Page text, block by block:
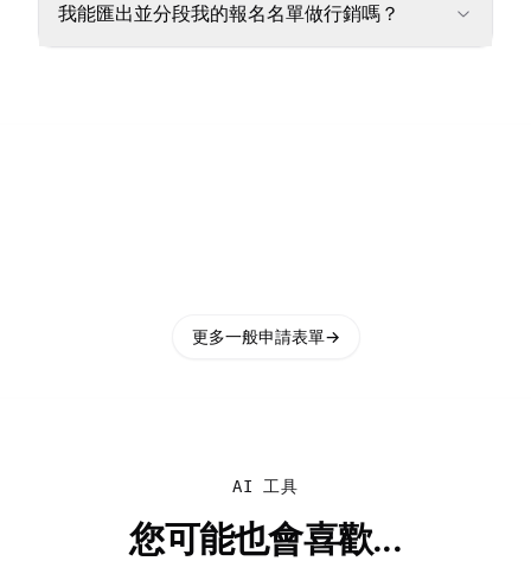
我能匯出並分段我的報名名單做行銷嗎？
更多一般申請表單→
AI 工具
您可能也會喜歡...